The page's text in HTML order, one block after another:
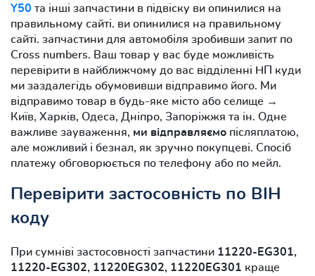
Y50 та інші запчастини в підвіску ви опинилися на
правильному сайті. ви опинилися на правильному
сайті. запчастини для автомобіля зробивши запит по
Cross numbers. Ваш товар у вас буде можливість
перевірити в найближчому до вас відділенні НП куди
ми заздалегідь обумовивши відправимо його. Ми
відправимо товар в будь-яке місто або селище →
Київ, Харків, Одеса, Дніпро, Запоріжжя та ін. Одне
важливе зауваження, ми відправляємо післяплатою,
але можливий і безнал, як зручно покупцеві. Спосіб
платежу обговорюється по телефону або по мейл.
Перевірити застосовність по ВІН
коду
При сумніві застосовності запчастини 11220-EG301,
11220-EG302, 11220EG302, 11220EG301 краще